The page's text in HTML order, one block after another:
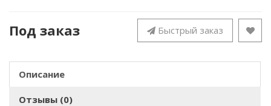
Под заказ Быстрый заказ
Описание
Отзывы (0)